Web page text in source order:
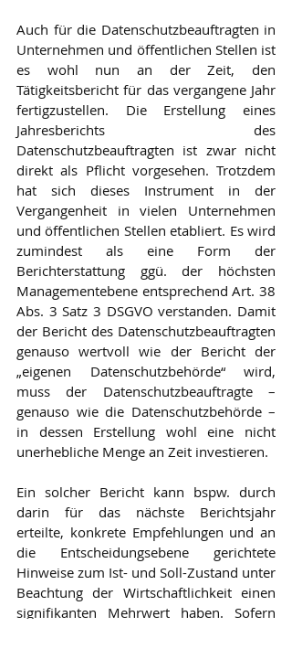
Auch für die Datenschutzbeauftragten in
Unternehmen und öffentlichen Stellen ist
es wohl nun an der Zeit, den
Tätigkeitsbericht für das vergangene Jahr
fertigzustellen. Die Erstellung eines
Jahresberichts des
Datenschutzbeauftragten ist zwar nicht
direkt als Pflicht vorgesehen. Trotzdem
hat sich dieses Instrument in der
Vergangenheit in vielen Unternehmen
und öffentlichen Stellen etabliert. Es wird
zumindest als eine Form der
Berichterstattung ggü. der höchsten
Managementebene entsprechend Art. 38
Abs. 3 Satz 3 DSGVO verstanden. Damit
der Bericht des Datenschutzbeauftragten
genauso wertvoll wie der Bericht der
„eigenen Datenschutzbehörde“ wird,
muss der Datenschutzbeauftragte –
genauso wie die Datenschutzbehörde –
in dessen Erstellung wohl eine nicht
unerhebliche Menge an Zeit investieren.
Ein solcher Bericht kann bspw. durch
darin für das nächste Berichtsjahr
erteilte, konkrete Empfehlungen und an
die Entscheidungsebene gerichtete
Hinweise zum Ist- und Soll-Zustand unter
Beachtung der Wirtschaftlichkeit einen
signifikanten Mehrwert haben. Sofern